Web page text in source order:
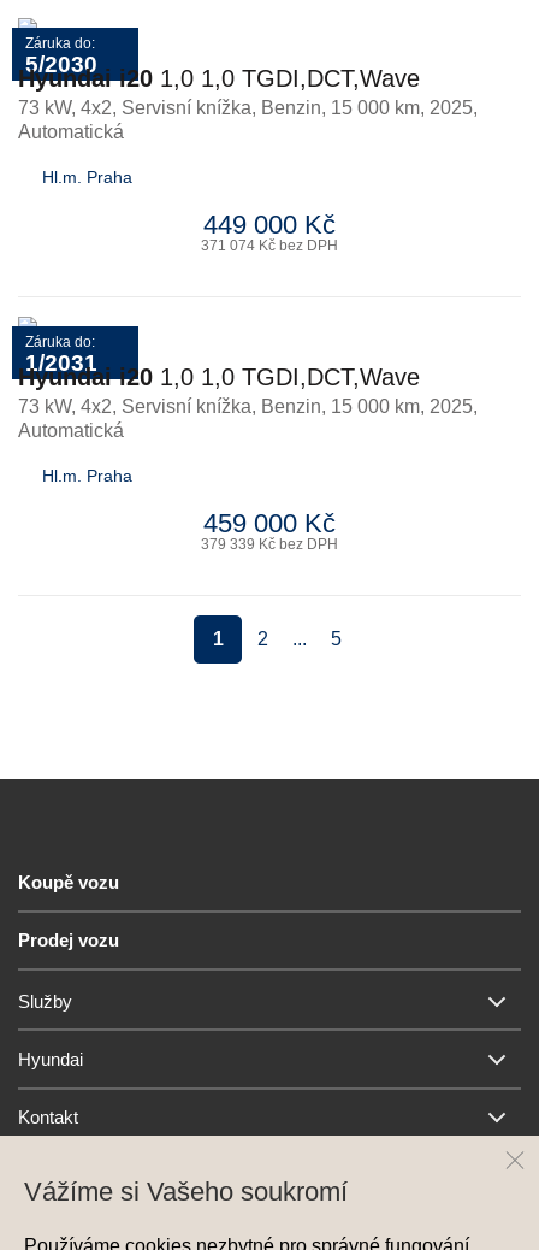
Záruka do:
5/2030
Hyundai i20 1,0 1,0 TGDI,DCT,Wave
73 kW, 4x2, Servisní knížka, Benzin, 15 000 km, 2025,
Automatická
Hl.m. Praha
449 000 Kč
371 074 Kč bez DPH
Záruka do:
1/2031
Hyundai i20 1,0 1,0 TGDI,DCT,Wave
73 kW, 4x2, Servisní knížka, Benzin, 15 000 km, 2025,
Automatická
Hl.m. Praha
459 000 Kč
379 339 Kč bez DPH
1 2 ... 5
Koupě vozu
Prodej vozu
Služby
Hyundai
Kontakt
Vážíme si Vašeho soukromí
Používáme cookies nezbytné pro správné fungování